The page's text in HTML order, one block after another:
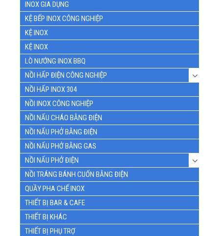
INOX GIA DỤNG
KỆ BẾP INOX CÔNG NGHIỆP
KỆ INOX
KỆ INOX
LÒ NƯỚNG INOX BBQ
NỒI HẤP ĐIỆN CÔNG NGHIỆP
NỒI HẤP INOX 304
NỒI INOX CÔNG NGHIỆP
NỒI NẤU CHÁO BẰNG ĐIỆN
NỒI NẤU PHỞ BẰNG ĐIỆN
NỒI NẤU PHỞ BẰNG GAS
NỒI NẤU PHỞ ĐIỆN
NỒI TRÁNG BÁNH CUỐN BẰNG ĐIỆN
QUẦY PHA CHẾ INOX
THIẾT BỊ BAR & CAFE
THIẾT BỊ KHÁC
THIẾT BỊ PHỤ TRỢ